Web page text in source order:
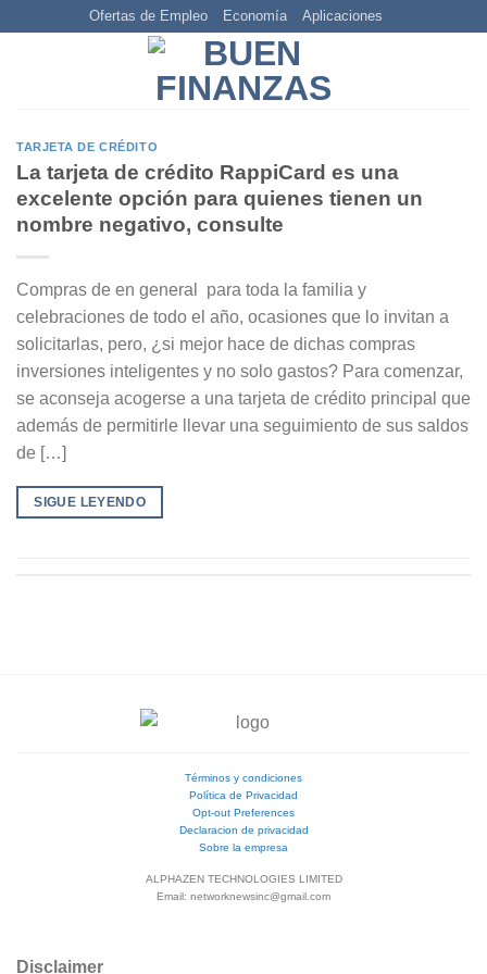
Ofertas de Empleo Economía Aplicaciones
TARJETA DE CRÉDITO
La tarjeta de crédito RappiCard es una
excelente opción para quienes tienen un
nombre negativo, consulte
Compras de en general para toda la familia y
celebraciones de todo el año, ocasiones que lo invitan a
solicitarlas, pero, ¿si mejor hace de dichas compras
inversiones inteligentes y no solo gastos? Para comenzar,
se aconseja acogerse a una tarjeta de crédito principal que
además de permitirle llevar una seguimiento de sus saldos
de […]
SIGUE LEYENDO
Términos y condiciones
Política de Privacidad
Opt-out Preferences
Declaracion de privacidad
Sobre la empresa
ALPHAZEN TECHNOLOGIES LIMITED
Email: networknewsinc@gmail.com
Disclaimer